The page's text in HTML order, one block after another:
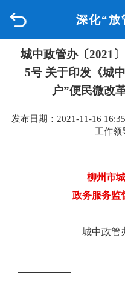
深化“放
品质城中
政府信息公开
网上办事
城中政管办〔2021
5号 关于印发《城
户”便民微改
发布日期：2021-11-16
工作领
柳州市
政务服务监
城中政管